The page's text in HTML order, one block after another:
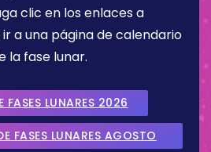
clic en los enlaces a
a una página de calendario
la fase lunar.
FASES LUNARES 2026
FASES LUNARES AGOSTO